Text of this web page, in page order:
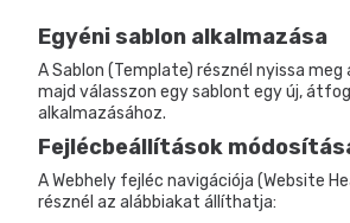
Egyéni sablon alkalmazása
A Sablon (Template) résznél nyissa
majd válasszon egy sablont egy új,
alkalmazásához.
Fejlécbeállítások
A Webhely fejléc navigációja (Website
résznél az alábbiakat állíthatja: